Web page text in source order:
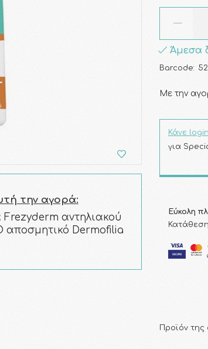
την αγορά:
αντηλιακού
Dermofilia
Άμεσα
Barcode:
Με την
Κάνε login
για
Εύκολη
Προϊόν της